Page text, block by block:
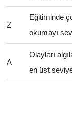
Z
Eğitiminde
okumayı
A
Olayları
en üst